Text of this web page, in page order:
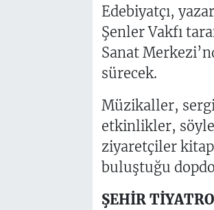
Edebiyatçı,
Şenler Vakfı
Sanat
sürecek.
Müzikaller,
etkinlikler,
ziyaretçiler
buluştuğu
ŞEHİR